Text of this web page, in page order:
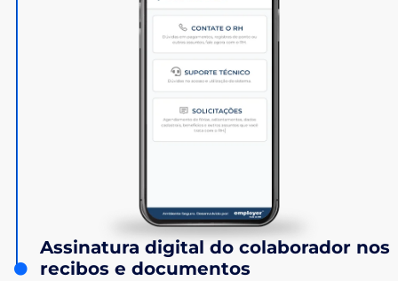
Assinatura digital do colaborador nos
recibos e documentos